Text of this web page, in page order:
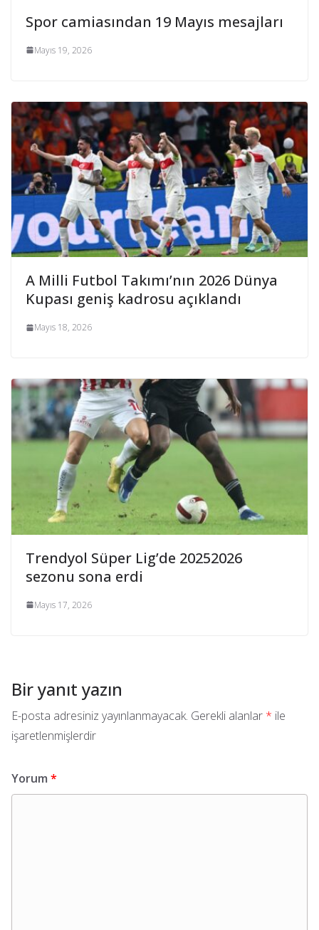
Spor camiasından 19 Mayıs mesajları
Mayıs 19, 2026
A Milli Futbol Takımı’nın 2026 Dünya
Kupası geniş kadrosu açıklandı
Mayıs 18, 2026
Trendyol Süper Lig’de 20252026
sezonu sona erdi
Mayıs 17, 2026
Bir yanıt yazın
E-posta adresiniz yayınlanmayacak. Gerekli alanlar * ile
işaretlenmişlerdir
Yorum *